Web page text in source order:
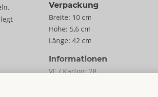
Verpackung
Breite: 10 cm
Höhe: 5,6 cm
Länge: 42 cm
Informationen
VE / Karton: 28